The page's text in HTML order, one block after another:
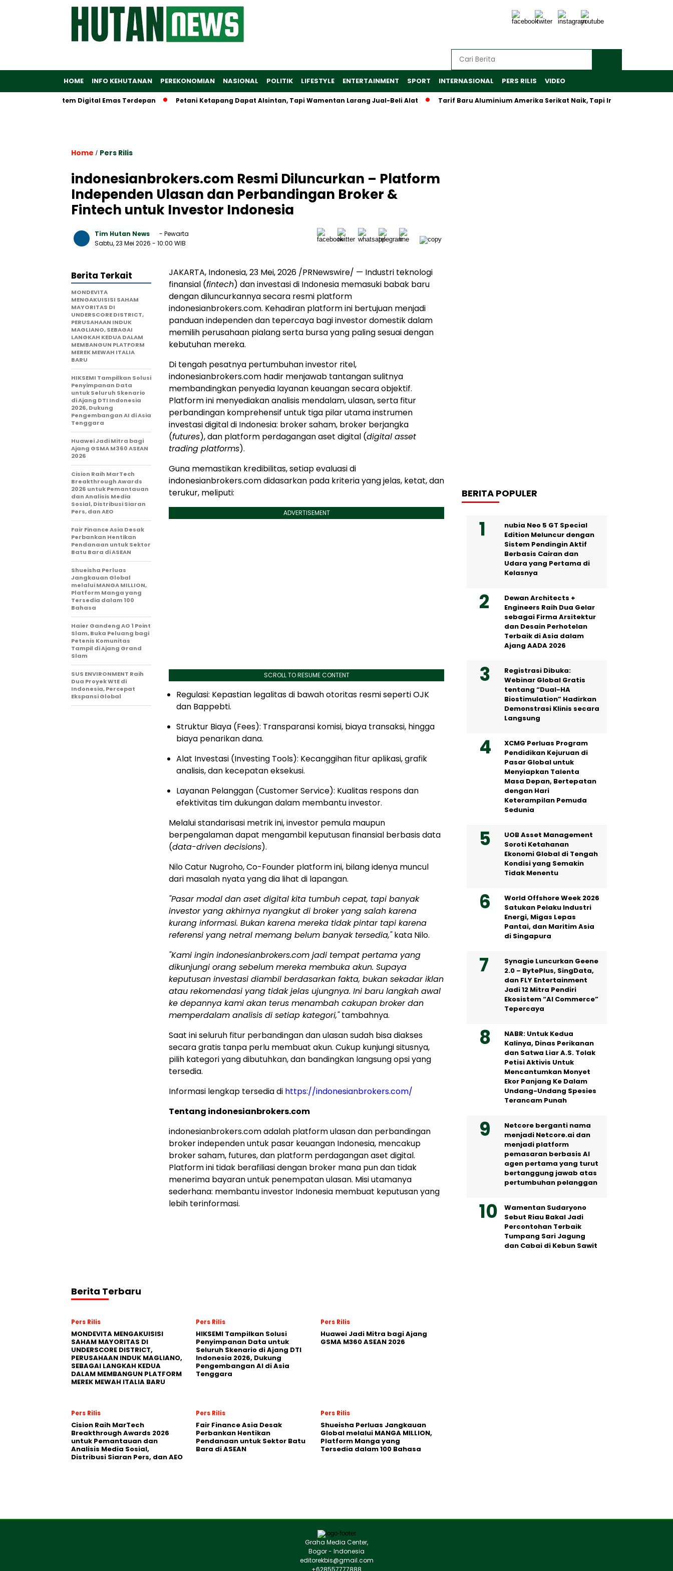
HOME INFO KEHUTANAN PEREKONOMIAN NASIONAL POLITIK LIFESTYLE ENTERTAINMENT SPORT INTERNASIONAL PERS RILIS VIDEO
Ekosistem Digital Emas Terdepan Petani Ketapang Dapat Alsintan, Tapi Wamentan Larang Jual-Beli Alat Tarif Baru Aluminium Amerika Serikat Naik, Tapi Inalum Fokus
Home / Pers Rilis
indonesianbrokers.com Resmi Diluncurkan – Platform
Independen Ulasan dan Perbandingan Broker &
Fintech untuk Investor Indonesia
Tim Hutan News
- Pewarta
Sabtu, 23 Mei 2026 - 10:00 WIB
JAKARTA, Indonesia,23 Mei, 2026 /PRNewswire/ — Industri teknologi
finansial (fintech) dan investasi di Indonesia memasuki babak baru
dengan diluncurkannya secara resmi platform
indonesianbrokers.com. Kehadiran platform ini bertujuan menjadi
panduan independen dan tepercaya bagi investor domestik dalam
memilih perusahaan pialang serta bursa yang paling sesuai dengan
kebutuhan mereka.
Di tengah pesatnya pertumbuhan investor ritel,
indonesianbrokers.com hadir menjawab tantangan sulitnya
membandingkan penyedia layanan keuangan secara objektif.
Platform ini menyediakan analisis mendalam, ulasan, serta fitur
perbandingan komprehensif untuk tiga pilar utama instrumen
investasi digital di Indonesia: broker saham, broker berjangka
(futures), dan platform perdagangan aset digital (digital asset
trading platforms).
Guna memastikan kredibilitas, setiap evaluasi di
indonesianbrokers.com didasarkan pada kriteria yang jelas, ketat, dan
terukur, meliputi:
ADVERTISEMENT
SCROLL TO RESUME CONTENT
Regulasi: Kepastian legalitas di bawah otoritas resmi seperti OJK
dan Bappebti.
Struktur Biaya (Fees): Transparansi komisi, biaya transaksi, hingga
biaya penarikan dana.
Alat Investasi (Investing Tools): Kecanggihan fitur aplikasi, grafik
analisis, dan kecepatan eksekusi.
Layanan Pelanggan (Customer Service): Kualitas respons dan
efektivitas tim dukungan dalam membantu investor.
Melalui standarisasi metrik ini, investor pemula maupun
berpengalaman dapat mengambil keputusan finansial berbasis data
(data-driven decisions).
Nilo Catur Nugroho, Co-Founder platform ini, bilang idenya muncul
dari masalah nyata yang dia lihat di lapangan.
"Pasar modal dan aset digital kita tumbuh cepat, tapi banyak
investor yang akhirnya nyangkut di broker yang salah karena
kurang informasi. Bukan karena mereka tidak pintar tapi karena
referensi yang netral memang belum banyak tersedia,"kata Nilo.
"Kami ingin indonesianbrokers.com jadi tempat pertama yang
dikunjungi orang sebelum mereka membuka akun. Supaya
keputusan investasi diambil berdasarkan fakta, bukan sekadar iklan
atau rekomendasi yang tidak jelas ujungnya. Ini baru langkah awal
ke depannya kami akan terus menambah cakupan broker dan
memperdalam analisis di setiap kategori,"tambahnya.
Saat ini seluruh fitur perbandingan dan ulasan sudah bisa diakses
secara gratis tanpa perlu membuat akun. Cukup kunjungi situsnya,
pilih kategori yang dibutuhkan, dan bandingkan langsung opsi yang
tersedia.
Informasi lengkap tersedia di https://indonesianbrokers.com/
Tentang indonesianbrokers.com
indonesianbrokers.com adalah platform ulasan dan perbandingan
broker independen untuk pasar keuangan Indonesia, mencakup
broker saham, futures, dan platform perdagangan aset digital.
Platform ini tidak berafiliasi dengan broker mana pun dan tidak
menerima bayaran untuk penempatan ulasan. Misi utamanya
sederhana: membantu investor Indonesia membuat keputusan yang
lebih terinformasi.
Berita Terkait
MONDEVITA
MENGAKUISISI SAHAM
MAYORITAS DI
UNDERSCORE DISTRICT,
PERUSAHAAN INDUK
MAGLIANO, SEBAGAI
LANGKAH KEDUA DALAM
MEMBANGUN PLATFORM
MEREK MEWAH ITALIA
BARU
HIKSEMI Tampilkan Solusi
Penyimpanan Data
untuk Seluruh Skenario
di Ajang DTI Indonesia
2026, Dukung
Pengembangan AI di Asia
Tenggara
Huawei Jadi Mitra bagi
Ajang GSMA M360 ASEAN
2026
Cision Raih MarTech
Breakthrough Awards
2026 untuk Pemantauan
dan Analisis Media
Sosial, Distribusi Siaran
Pers, dan AEO
Fair Finance Asia Desak
Perbankan Hentikan
Pendanaan untuk Sektor
Batu Bara di ASEAN
Shueisha Perluas
Jangkauan Global
melalui MANGA MILLION,
Platform Manga yang
Tersedia dalam 100
Bahasa
Haier Gandeng AO 1 Point
Slam, Buka Peluang bagi
Petenis Komunitas
Tampil di Ajang Grand
Slam
SUS ENVIRONMENT Raih
Dua Proyek WtE di
Indonesia, Percepat
Ekspansi Global
Berita Terbaru
Pers Rilis
MONDEVITA MENGAKUISISI
SAHAM MAYORITAS DI
UNDERSCORE DISTRICT,
PERUSAHAAN INDUK MAGLIANO,
SEBAGAI LANGKAH KEDUA
DALAM MEMBANGUN PLATFORM
MEREK MEWAH ITALIA BARU
Pers Rilis
HIKSEMI Tampilkan Solusi
Penyimpanan Data untuk
Seluruh Skenario di Ajang DTI
Indonesia 2026, Dukung
Pengembangan AI di Asia
Tenggara
Pers Rilis
Huawei Jadi Mitra bagi Ajang
GSMA M360 ASEAN 2026
Pers Rilis
Cision Raih MarTech
Breakthrough Awards 2026
untuk Pemantauan dan
Analisis Media Sosial,
Distribusi Siaran Pers, dan AEO
Pers Rilis
Fair Finance Asia Desak
Perbankan Hentikan
Pendanaan untuk Sektor Batu
Bara di ASEAN
Pers Rilis
Shueisha Perluas Jangkauan
Global melalui MANGA MILLION,
Platform Manga yang
Tersedia dalam 100 Bahasa
BERITA POPULER
nubia Neo 5 GT Special
Edition Meluncur dengan
Sistem Pendingin Aktif
Berbasis Cairan dan
Udara yang Pertama di
Kelasnya
Dewan Architects +
Engineers Raih Dua Gelar
sebagai Firma Arsitektur
dan Desain Perhotelan
Terbaik di Asia dalam
Ajang AADA 2026
Registrasi Dibuka:
Webinar Global Gratis
tentang “Dual-HA
Biostimulation” Hadirkan
Demonstrasi Klinis secara
Langsung
XCMG Perluas Program
Pendidikan Kejuruan di
Pasar Global untuk
Menyiapkan Talenta
Masa Depan, Bertepatan
dengan Hari
Keterampilan Pemuda
Sedunia
UOB Asset Management
Soroti Ketahanan
Ekonomi Global di Tengah
Kondisi yang Semakin
Tidak Menentu
World Offshore Week 2026
Satukan Pelaku Industri
Energi, Migas Lepas
Pantai, dan Maritim Asia
di Singapura
Synagie Luncurkan Geene
2.0 – BytePlus, SingData,
dan FLY Entertainment
Jadi 12 Mitra Pendiri
Ekosistem “AI Commerce”
Tepercaya
NABR: Untuk Kedua
Kalinya, Dinas Perikanan
dan Satwa Liar A.S. Tolak
Petisi Aktivis Untuk
Mencantumkan Monyet
Ekor Panjang Ke Dalam
Undang-Undang Spesies
Terancam Punah
Netcore berganti nama
menjadi Netcore.ai dan
menjadi platform
pemasaran berbasis AI
agen pertama yang turut
bertanggung jawab atas
pertumbuhan pelanggan
Wamentan Sudaryono
Sebut Riau Bakal Jadi
Percontohan Terbaik
Tumpang Sari Jagung
dan Cabai di Kebun Sawit
Graha Media Center,
Bogor - Indonesia
editorekbis@gmail.com
+628557777888